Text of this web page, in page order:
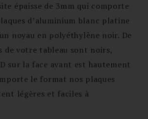
épaisse de 3mm qui comporte
d’aluminium blanc platine
noyau en polyéthylène noir. De
de votre tableau sont noirs,
sur la face avant est hautement
le format nos plaques
légères et faciles à